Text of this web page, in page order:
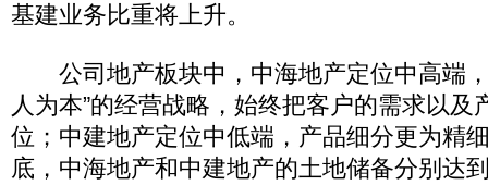
基建业务比重将上升。
公司地产板块中，中海地产定位中高端，
人为本”的经营战略，始终把客户的需求以及
位；中建地产定位中低端，产品细分更为精
底，中海地产和中建地产的土地储备分别达